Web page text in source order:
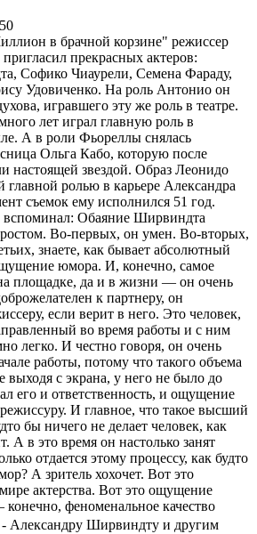
в брачной корзине" режиссер
прекрасных актеров:
Софико Чиаурели, Семена Фараду,
Удовиченко. На роль Антонио он
игравшего эту же роль в театре.
лет играл главную роль в
А в роли Фьореллы снялась
Ольга Кабо, которую после
настоящей звездой. Образ Леонидо
главной ролью в карьере Александра
съемок ему исполнился 51 год.
Обаяние Ширвиндта
Во-первых, он умен. Во-вторых,
знаете, как бывает абсолютный
юмора. И, конечно, самое
на площадке, да и в жизни — он очень
к партнеру, он
если верит в него. Это человек,
во время работы и с ним
легко. И честно говоря, он очень
работы, потому что такого объема
выходя с экрана, у него не было до
его и ответственность, и ощущение
И главное, что такое высший
бы ничего не делает человек, как
А в это время он настолько занят
отдается этому процессу, как будто
А зритель хохочет. Вот это
актерства. Вот это ощущение
феноменальное качество
Ширвиндту и другим